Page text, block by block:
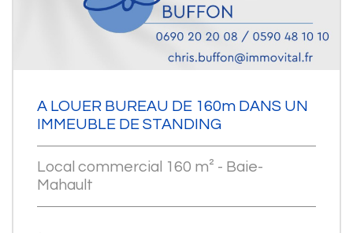
A LOUER BUREAU DE 160m DANS UN
IMMEUBLE DE STANDING
Local commercial 160 m² - Baie-
Mahault